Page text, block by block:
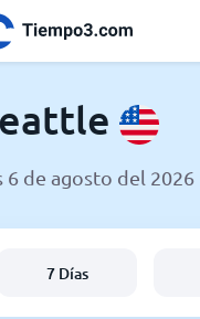
6 de agosto del 2026
7 Días